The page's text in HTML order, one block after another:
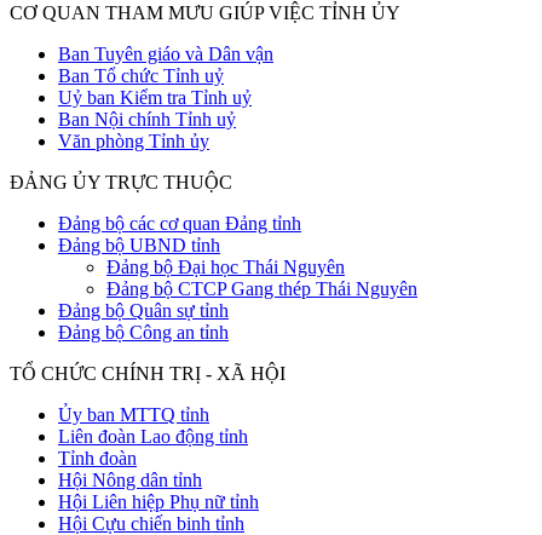
CƠ QUAN THAM MƯU GIÚP VIỆC TỈNH ỦY
Ban Tuyên giáo và Dân vận
Ban Tổ chức Tỉnh uỷ
Uỷ ban Kiểm tra Tỉnh uỷ
Ban Nội chính Tỉnh uỷ
Văn phòng Tỉnh ủy
ĐẢNG ỦY TRỰC THUỘC
Đảng bộ các cơ quan Đảng tỉnh
Đảng bộ UBND tỉnh
Đảng bộ Đại học Thái Nguyên
Đảng bộ CTCP Gang thép Thái Nguyên
Đảng bộ Quân sự tỉnh
Đảng bộ Công an tỉnh
TỔ CHỨC CHÍNH TRỊ - XÃ HỘI
Ủy ban MTTQ tỉnh
Liên đoàn Lao động tỉnh
Tỉnh đoàn
Hội Nông dân tỉnh
Hội Liên hiệp Phụ nữ tỉnh
Hội Cựu chiến binh tỉnh